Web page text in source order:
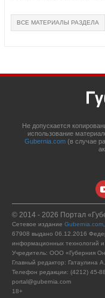
ВСЕ МАТЕРИАЛЫ РАЗДЕЛА
Не допускается
использование
Gubernia.com (в случае
© 2014 - 2026 Портал
Сетевое издание Gubernia.com
67908 выдано 06.12.2016
информационных технологий и
Учредитель: ООО «Губерния
Главный редактор: Гатаулина
Телефон редакции: (4212) 45-
portal@gubernia.com
18+